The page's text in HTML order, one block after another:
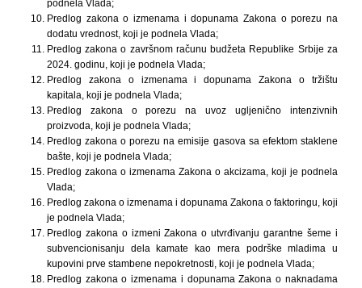
podnela Vlada;
Predlog zakona o izmenama i dopunama Zakona o porezu na
dodatu vrednost, koji je podnela Vlada;
Predlog zakona o završnom računu budžeta Republike Srbije za
2024. godinu, koji je podnela Vlada;
Predlog zakona o izmenama i dopunama Zakona o tržištu
kapitala, koji je podnela Vlada;
Predlog zakona o porezu na uvoz ugljenično intenzivnih
proizvoda, koji je podnela Vlada;
Predlog zakona o porezu na emisije gasova sa efektom staklene
bašte, koji je podnela Vlada;
Predlog zakona o izmenama Zakona o akcizama, koji je podnela
Vlada;
Predlog zakona o izmenama i dopunama Zakona o faktoringu, koji
je podnela Vlada;
Predlog zakona o izmeni Zakona o utvrđivanju garantne šeme i
subvencionisanju dela kamate kao mera podrške mladima u
kupovini prve stambene nepokretnosti, koji je podnela Vlada;
Predlog zakona o izmenama i dopunama Zakona o naknadama